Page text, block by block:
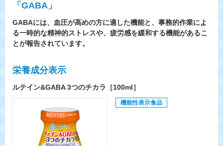
「GABA」
GABAには、血圧が高めの方に適した機能と、事務的作業によ
る一時的な精神的ストレスや、疲労感を緩和する機能があるこ
とが報告されています。
栄養成分表示
ルテイン&GABA 3つのチカラ ［100ml］
機能性表示食品